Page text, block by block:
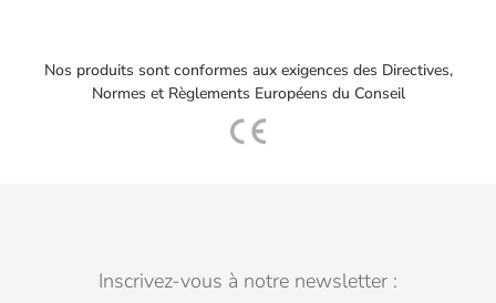
Nos produits sont conformes aux exigences des Directives,
Normes et Règlements Européens du Conseil
Inscrivez-vous à notre newsletter :